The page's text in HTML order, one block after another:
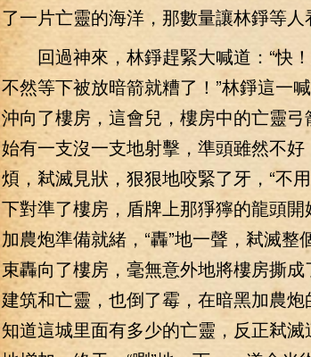
了一片亡靈的海洋，那數量讓林錚等人
回過神來，林錚趕緊大喊道：“快！
不然等下被放暗箭就糟了！”林錚這一
沖向了樓房，這會兒，樓房中的亡靈
始有一支沒一支地射擊，準頭雖然不
煩，弒滅見狀，狠狠地咬緊了牙，“不
下對準了樓房，盾牌上那猙獰的龍頭
加農炮準備就緒，“轟”地一聲，弒滅
束轟向了樓房，毫無意外地將樓房撕
建筑和亡靈，也倒了霉，在暗黑加農
知道這城里面有多少的亡靈，反正弒